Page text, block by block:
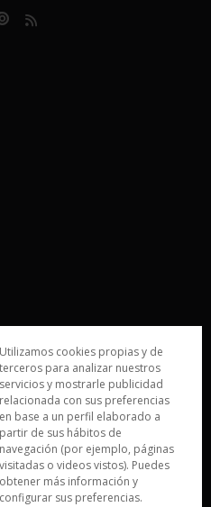
Utilizamos cookies propias y de
terceros para analizar nuestros
servicios y mostrarle publicidad
relacionada con sus preferencias
en base a un perfil elaborado a
partir de sus hábitos de
navegación (por ejemplo, páginas
visitadas o videos vistos). Puedes
obtener más información y
configurar sus preferencias.